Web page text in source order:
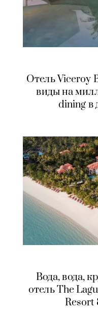
Отель Viceroy
виды на
dining в
Вода, вода,
отель The
Resort